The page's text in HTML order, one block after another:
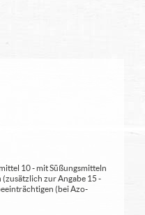
10 - mit Süßungsmitteln
zur Angabe 15 -
(bei Azo-